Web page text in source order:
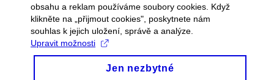
obsahu a reklam používáme soubory cookies. Když
klikněte na „přijmout cookies", poskytnete nám
souhlas k jejich uložení, správě a analýze.
Upravit možnosti
Jen nezbytné